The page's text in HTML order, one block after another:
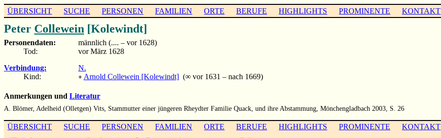
ÜBERSICHT SUCHE PERSONEN FAMILIEN ORTE BERUFE HIGHLIGHTS PROMINENTE KONTAKT
Peter Collewein [Kolewindt]
Personendaten:
männlich (.... – vor 1628)
Tod:
vor März 1628
Verbindung:
N.
Kind:
+ Arnold Collewein [Kolewindt] (∞ vor 1631 – nach 1669)
Anmerkungen und Literatur
A. Blömer, Adelheid (Olletgen) Vits, Stammutter einer jüngeren Rheydter Familie Quack, und ihre Abstammung, Mönchengladbach 2003, S. 26
ÜBERSICHT SUCHE PERSONEN FAMILIEN ORTE BERUFE HIGHLIGHTS PROMINENTE KONTAKT